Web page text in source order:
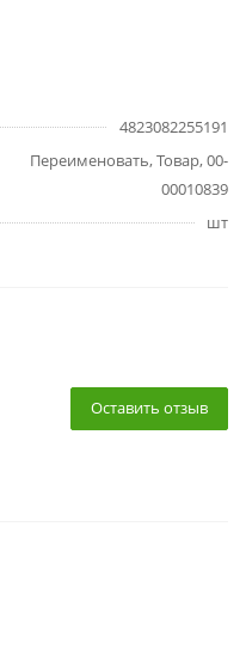
4823082255191
Переименовать, Товар, 00-
00010839
шт
Оставить отзыв